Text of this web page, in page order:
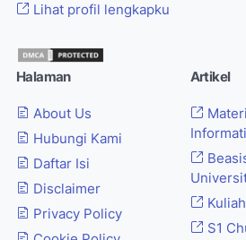
Lihat profil lengkapku
Halaman
About Us
Hubungi Kami
Daftar Isi
Disclaimer
Privacy Policy
Artikel
S1